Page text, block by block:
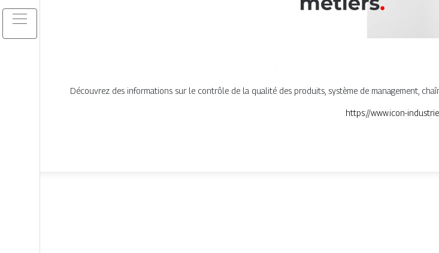
Découvrez des informations sur le contrôle de la qualité des produits, système de management,
https://www.icon-